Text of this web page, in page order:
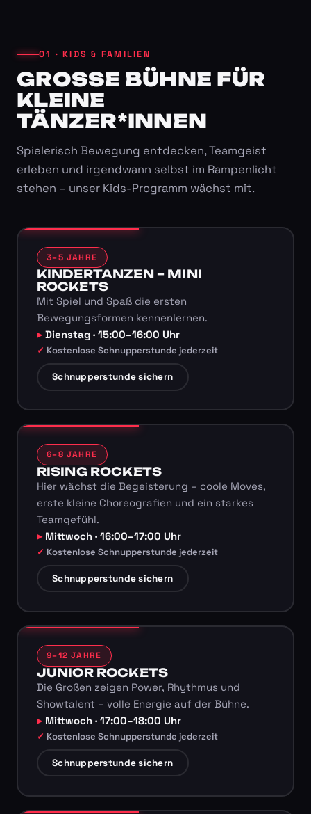
01 · KIDS & FAMILIEN
GROSSE BÜHNE FÜR K
LEINE T
ÄNZER*INNEN
Spielerisch Bewegung entdecken, Teamgeist
erleben und irgendwann selbst im Rampenlicht
stehen – unser Kids-Programm wächst mit.
3–5 JAHRE
KINDERTANZEN – MINI
ROCKETS
Mit Spiel und Spaß die ersten
Bewegungsformen kennenlernen.
Dienstag · 15:00–16:00 Uhr
Kostenlose Schnupperstunde jederzeit
Schnupperstunde sichern
6–8 JAHRE
RISING ROCKETS
Hier wächst die Begeisterung – coole Moves,
erste kleine Choreografien und ein starkes
Teamgefühl.
Mittwoch · 16:00–17:00 Uhr
Kostenlose Schnupperstunde jederzeit
Schnupperstunde sichern
9–12 JAHRE
JUNIOR ROCKETS
Die Großen zeigen Power, Rhythmus und
Showtalent – volle Energie auf der Bühne.
Mittwoch · 17:00–18:00 Uhr
Kostenlose Schnupperstunde jederzeit
Schnupperstunde sichern